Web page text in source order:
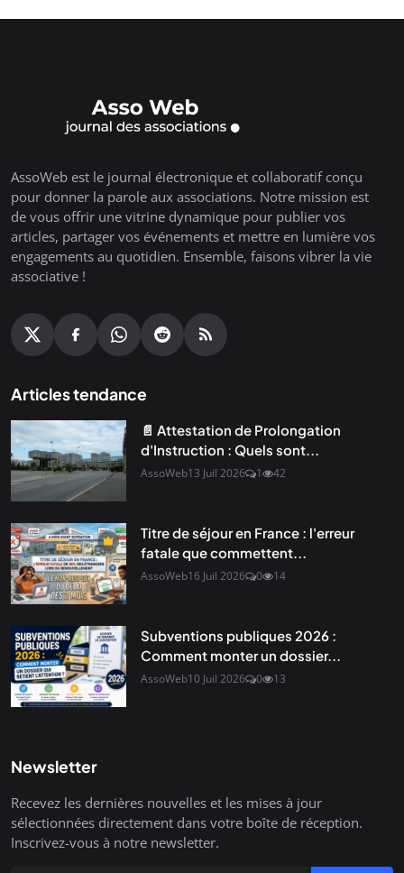
AssoWeb est le journal électronique et collaboratif conçu
pour donner la parole aux associations. Notre mission est
de vous offrir une vitrine dynamique pour publier vos
articles, partager vos événements et mettre en lumière vos
engagements au quotidien. Ensemble, faisons vibrer la vie
associative !
Articles tendance
📄 Attestation de Prolongation
d'Instruction : Quels sont...
AssoWeb13 Juil 2026 1 42
Titre de séjour en France : l'erreur
fatale que commettent...
AssoWeb16 Juil 2026 0 14
Subventions publiques 2026 :
Comment monter un dossier...
AssoWeb10 Juil 2026 0 13
Newsletter
Recevez les dernières nouvelles et les mises à jour
sélectionnées directement dans votre boîte de réception.
Inscrivez-vous à notre newsletter.